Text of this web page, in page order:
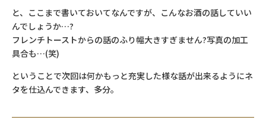
と、ここまで書いておいてなんですが、こんなお酒の話していい
んでしょうか…?
フレンチトーストからの話のふり幅大きすぎません?写真の加工
具合も…(笑)
ということで次回は何かもっと充実した様な話が出来るようにネ
タを仕込んできます、多分。